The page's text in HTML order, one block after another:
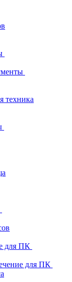
техника
для ПК
для ПК